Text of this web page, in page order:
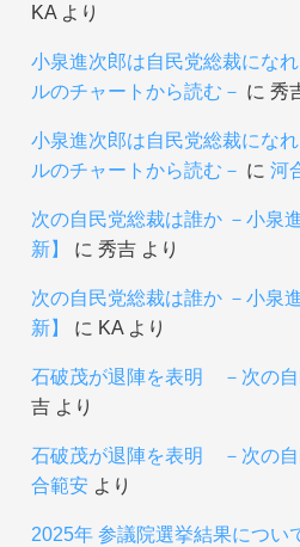
KAより
小泉進次郎は自民党総裁にな
ルのチャートから読む－ に 秀
小泉進次郎は自民党総裁にな
ルのチャートから読む－ に 河
次の自民党総裁は誰か －小泉
新】
に 秀吉より
次の自民党総裁は誰か －小泉
新】
に KAより
石破茂が退陣を表明 －次の自
吉より
石破茂が退陣を表明 －次の自
合範安より
2025年 参議院選挙結果につい